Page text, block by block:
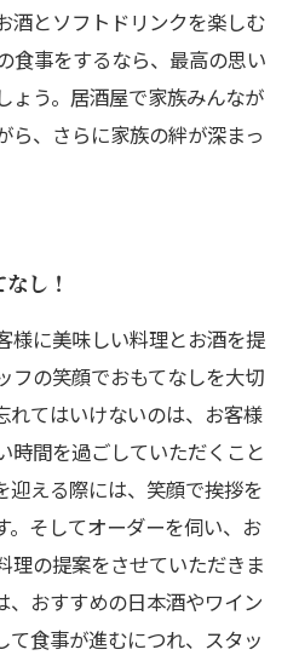
酒とソフトドリンクを楽しむ
食事をするなら、最高の思い
ょう。居酒屋で家族みんなが
ら、さらに家族の絆が深まっ
し！
様に美味しい料理とお酒を提
フの笑顔でおもてなしを大切
れてはいけないのは、お客様
時間を過ごしていただくこと
迎える際には、笑顔で挨拶を
。そしてオーダーを伺い、お
理の提案をさせていただきま
、おすすめの日本酒やワイン
て食事が進むにつれ、スタッ